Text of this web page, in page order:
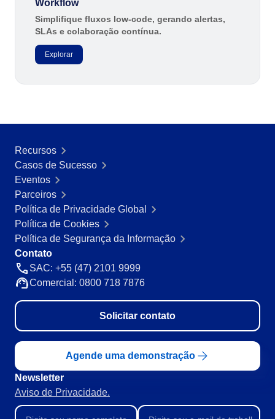
Workflow
Simplifique fluxos low-code, gerando alertas,
SLAs e colaboração contínua.
Explorar
Recursos
Casos de Sucesso
Eventos
Parceiros
Política de Privacidade Global
Política de Cookies
Política de Segurança da Informação
Contato
SAC: +55 (47) 2101 9999
Comercial: 0800 718 7876
Solicitar contato
Agende uma demonstração
Newsletter
Aviso de Privacidade.